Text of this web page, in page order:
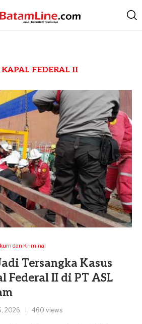
KAPAL FEDERAL II
dan Kriminal
Tersangka Kasus
Federal II di PT ASL
2026 460 views